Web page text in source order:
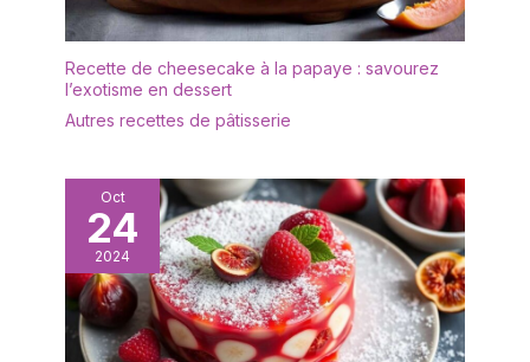
Recette de cheesecake à la papaye : savourez
l’exotisme en dessert
Autres recettes de pâtisserie
Oct
24
2024